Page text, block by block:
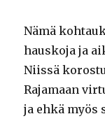
Nämä
hauskoja ja
Niissä
Rajamaan
ja ehkä myös